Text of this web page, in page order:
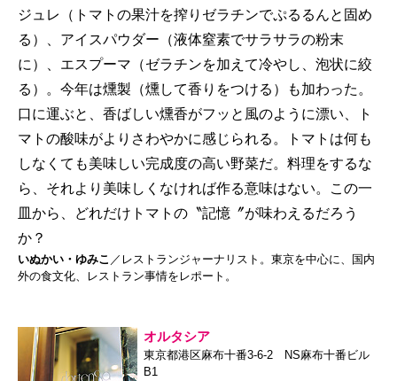
ジュレ（トマトの果汁を搾りゼラチンでぷるるんと固め
る）、アイスパウダー（液体窒素でサラサラの粉末
に）、エスプーマ（ゼラチンを加えて冷やし、泡状に絞
る）。今年は燻製（燻して香りをつける）も加わった。
口に運ぶと、香ばしい燻香がフッと風のように漂い、ト
マトの酸味がよりさわやかに感じられる。トマトは何も
しなくても美味しい完成度の高い野菜だ。料理をするな
ら、それより美味しくなければ作る意味はない。この一
皿から、どれだけトマトの〝記憶〞が味わえるだろう
か？
いぬかい・ゆみこ ／レストランジャーナリスト。東京を中心に、国内
外の食文化、レストラン事情をレポート。
オルタシア
東京都港区麻布十番3-6-2 NS麻布十番ビル
B1